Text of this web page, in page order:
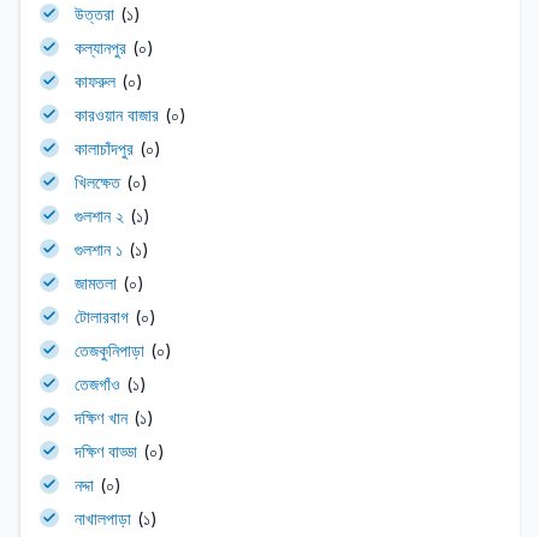
উত্তরা (১)
কল্যানপুর (০)
কাফরুল (০)
কারওয়ান বাজার (০)
কালাচাঁদপুর (০)
খিলক্ষেত (০)
গুলশান ২ (১)
গুলশান ১ (১)
জামতলা (০)
টোলারবাগ (০)
তেজকুনিপাড়া (০)
তেজগাঁও (১)
দক্ষিণ খান (১)
দক্ষিণ বাড্ডা (০)
নদ্দা (০)
নাখালপাড়া (১)